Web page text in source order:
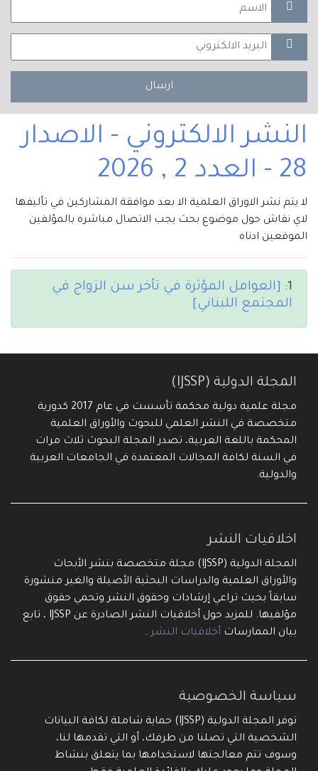
ارسال
النشر الالكتروني - الاصدار
28 - العدد 2 , 2026
لا يتم نشر الاوراق العلمية الا بعد موافقة المشاركين في تأليفها
لاي نقاش حول موضوع بحث يجب الاتصال مباشره بالمؤلفين
الموقعين ادناه
1: [العوامل المؤثرة في تأخر سن الزواج في
المجتمع اللبناني]
المجلة الدولية (IJSSP)
مجلة علمية دولية محكمة تأسست في عام 2017 كدورية
متخصصة في النشر العلمي للبحوث والأوراق العلمية
المحكمة باللغة العربية، تصدر المجلة البحوث ثلاث مرات
في السنة لكافة المجالات المعتمدة في الجامعات العربية
والدولية.
اخلاقيات النشر
المجلة الدولية (IJSSP) مجلة متخصصة بنشر الأبحاث
والأوراق العلمية والدراسات البحثية الأصيلة والغير منشورة
سابقاً بحيث تراعي إرشادات وحقوق النشر وتحمي حقوق
مؤلفيها. للمزيد حول أخلاقيات النشر الصادرة عن IJSSP ، تابع
بيان الممارسات أخلاقيات النشر .
سياسة الخصوصية
توفر المجلة الدولية (IJSSP) حماية شاملة لكافة البيانات
الشخصية التي تصلنا من طرفك، أو التي تقدمها لنا،
وسوف تتم معالجتها لاستخدامها بما يتعلق بنشاط